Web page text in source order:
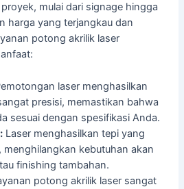
mulai dari signage hingga
harga yang terjangkau dan
potong akrilik laser
laser menghasilkan
presisi, memastikan bahwa
sesuai dengan spesifikasi Anda.
Laser menghasilkan tepi yang
menghilangkan kebutuhan akan
finishing tambahan.
potong akrilik laser sangat